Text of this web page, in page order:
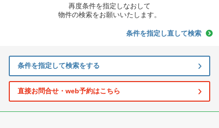
再度条件を指定しなおして
物件の検索をお願いいたします。
条件を指定し直して検索
条件を指定して検索をする
直接お問合せ・web予約はこちら